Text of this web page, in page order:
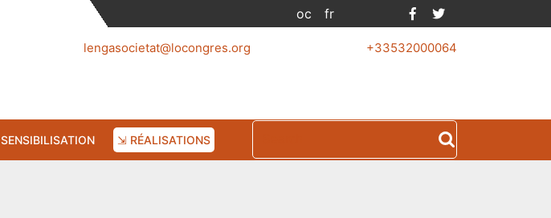
oc fr Facebook
lengasocietat@locongres.org +33532000064
SENSIBILISATION ⇲ RÉALISATIONS